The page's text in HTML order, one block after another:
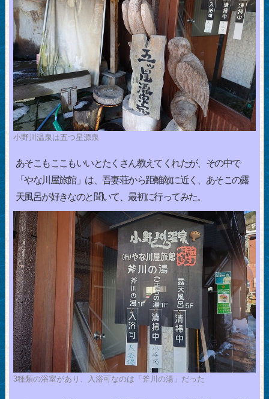
小野川温泉は五つ星源泉
あそこもここもいいとたくさん教えてくれたが、その中で
「やな川屋旅館」は、吾妻荘から距離敵に近く、あそこの露
天風呂が好きなのと聞いて、最初に行ってみた。
3種類の浴室があり、入浴可なのは「斧川の湯」だった